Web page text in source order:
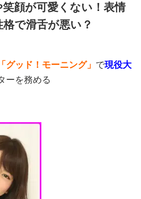
顔が可愛くない！表情
で滑舌が悪い？
「グッド！モーニング」 で現役大
ーを務める